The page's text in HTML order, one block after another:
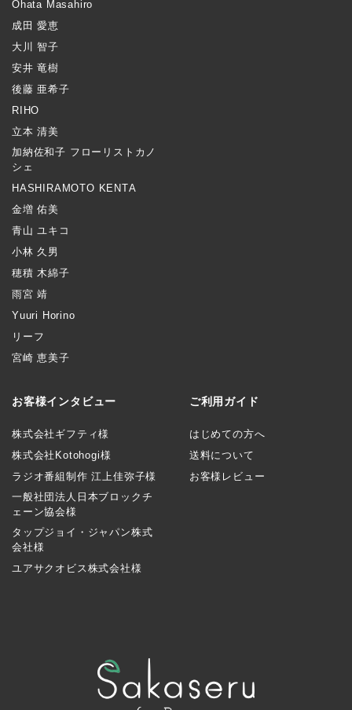
Ohata Masahiro
成田 愛恵
大川 智子
安井 竜樹
後藤 亜希子
RIHO
立本 清美
加納佐和子 フローリストカノ
シェ
HASHIRAMOTO KENTA
金増 佑美
青山 ユキコ
小林 久男
穂積 木綿子
雨宮 靖
Yuuri Horino
リーフ
宮崎 恵美子
お客様インタビュー
株式会社ギフティ様
株式会社Kotohogi様
ラジオ番組制作 江上佳弥子様
一般社団法人日本ブロックチ
ェーン協会様
タップジョイ・ジャパン株式
会社様
ユアサクオビス株式会社様
ご利用ガイド
はじめての方へ
送料について
お客様レビュー